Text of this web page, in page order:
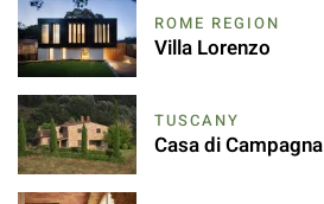
ROME REGION
Villa Lorenzo
TUSCANY
Casa di Campagna